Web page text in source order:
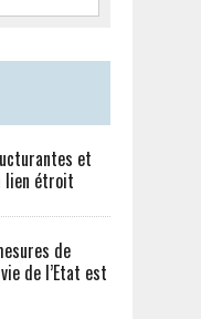
et
lien étroit
de
de l’Etat est